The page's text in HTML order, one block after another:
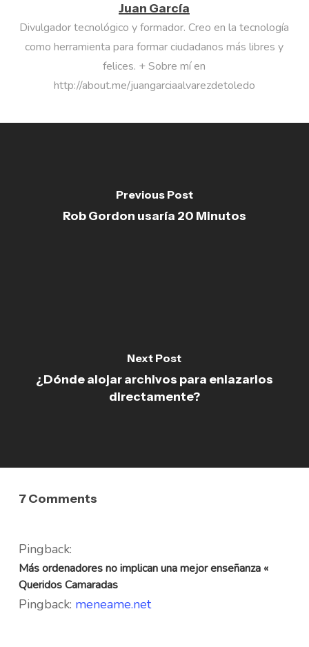
Juan García
Divulgador tecnológico y formador. Creo en la tecnología
como herramienta para formar ciudadanos más libres y
felices. + Sobre mí en
http://about.me/juangarciaalvarezdetoledo
Previous Post
Rob Gordon usaría 20 Minutos
Next Post
¿Dónde alojar archivos para enlazarlos
directamente?
7 Comments
Pingback:
Más ordenadores no implican una mejor enseñanza «
Queridos Camaradas
Pingback: meneame.net